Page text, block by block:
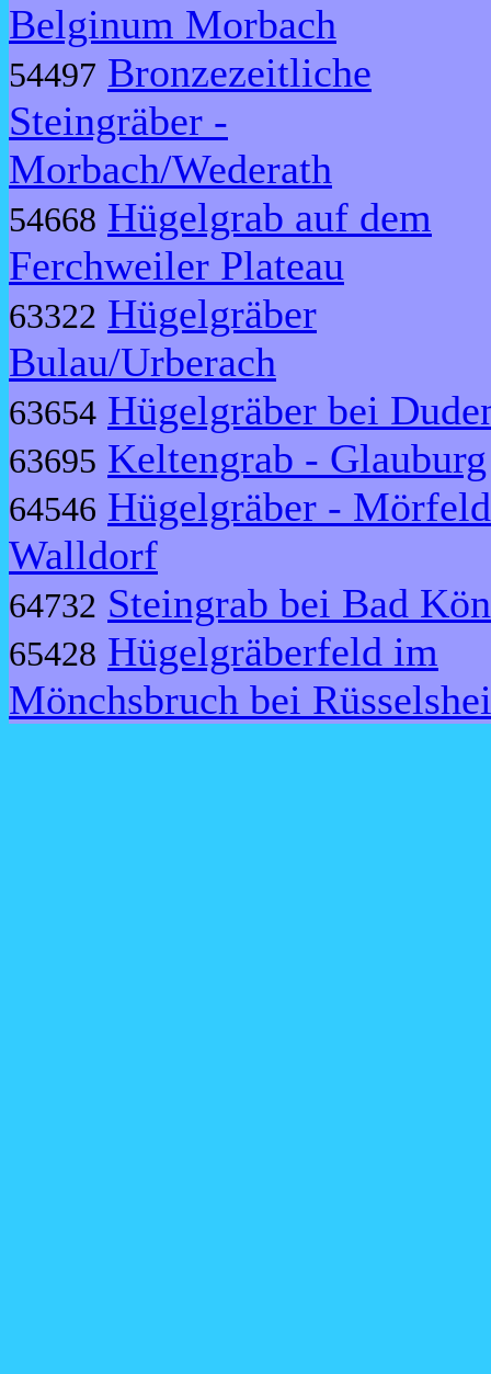
Belginum Morbach
54497 Bronzezeitliche
Steingräber -
Morbach/Wederath
54668 Hügelgrab auf dem
Ferchweiler Plateau
63322 Hügelgräber
Bulau/Urberach
63654 Hügelgräber bei
63695 Keltengrab - Glauburg
64546 Hügelgräber -
Walldorf
64732 Steingrab bei Bad
65428 Hügelgräberfeld im
Mönchsbruch bei